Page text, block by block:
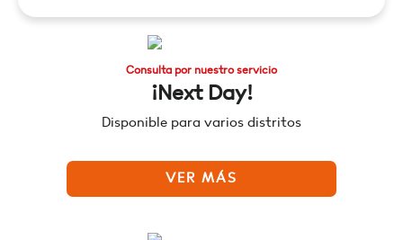
Consulta por nuestro servicio
¡Next Day!
Disponible para varios distritos
VER MÁS